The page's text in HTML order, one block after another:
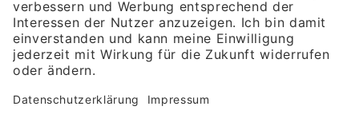
Tel:+49 180 5949260
(Festnetz 14 ct/min, Mobil max. 42 ct/min)
Hotline
Datenschutzerklärung